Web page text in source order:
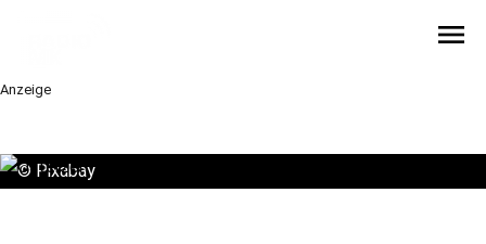
menu
Anzeige
© Pixabay